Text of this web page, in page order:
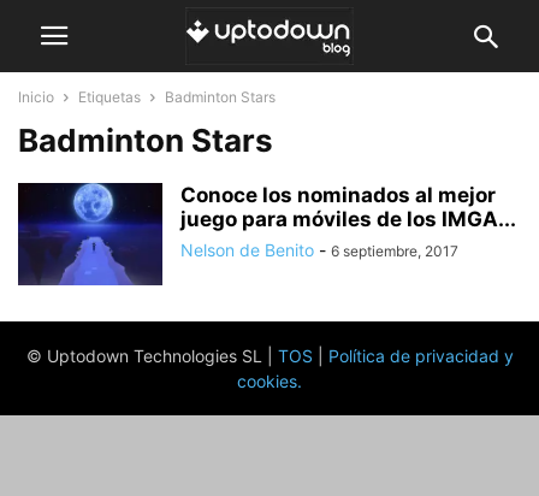
Inicio Etiquetas Badminton Stars
Badminton Stars
Conoce los nominados al mejor
juego para móviles de los IMGA...
Nelson de Benito - 6 septiembre, 2017
© Uptodown Technologies SL | TOS
Política de privacidad y
cookies.